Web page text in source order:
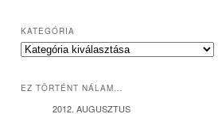
KATEGÓRIA
K
e
EZ TÖRTÉNT NÁLAM…
2012. AUGUSZTUS